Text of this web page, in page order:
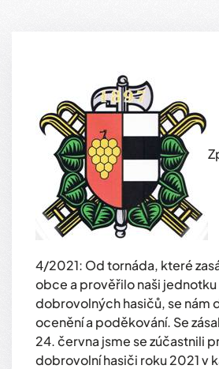
4/2021: Od tornáda, které
obce a prověřilo naši
dobrovolných hasičů, se nám
ocenění a poděkování. Se
24. června jsme se zúčastnili
dobrovolní hasiči roku 2021 v